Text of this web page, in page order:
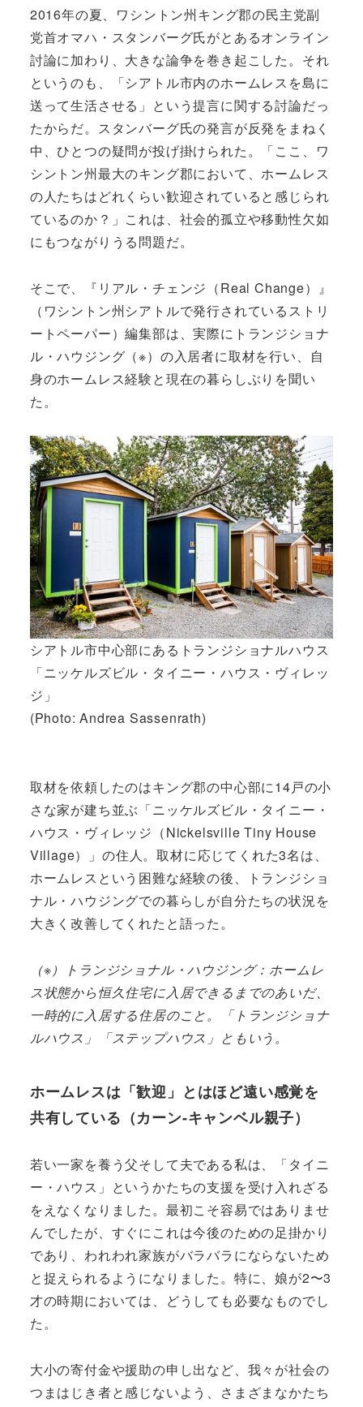
2016年の夏、ワシントン州キング郡の民主党副
党首オマハ・スタンバーグ氏がとあるオンライン
討論に加わり、大きな論争を巻き起こした。それ
というのも、「シアトル市内のホームレスを島に
送って生活させる」という提言に関する討論だっ
たからだ。スタンバーグ氏の発言が反発をまねく
中、ひとつの疑問が投げ掛けられた。「ここ、ワ
シントン州最大のキング郡において、ホームレス
の人たちはどれくらい歓迎されていると感じられ
ているのか？」これは、社会的孤立や移動性欠如
にもつながりうる問題だ。
そこで、『リアル・チェンジ（Real Change）』
（ワシントン州シアトルで発行されているストリ
ートペーパー）編集部は、実際にトランジショナ
ル・ハウジング（※）の入居者に取材を行い、自
身のホームレス経験と現在の暮らしぶりを聞い
た。
シアトル市中心部にあるトランジショナルハウス
「ニッケルズビル・タイニー・ハウス・ヴィレッ
ジ」
(Photo: Andrea Sassenrath)
取材を依頼したのはキング郡の中心部に14戸の小
さな家が建ち並ぶ「ニッケルズビル・タイニー・
ハウス・ヴィレッジ（Nickelsville Tiny House
Village）」の住人。取材に応じてくれた3名は、
ホームレスという困難な経験の後、トランジショ
ナル・ハウジングでの暮らしが自分たちの状況を
大きく改善してくれたと語った。
（※）トランジショナル・ハウジング：ホームレ
ス状態から恒久住宅に入居できるまでのあいだ、
一時的に入居する住居のこと。「トランジショナ
ルハウス」「ステップハウス」ともいう。
ホームレスは「歓迎」とはほど遠い感覚を
共有している（カーン-キャンベル親子）
若い一家を養う父そして夫である私は、「タイニ
ー・ハウス」というかたちの支援を受け入れざる
をえなくなりました。最初こそ容易ではありませ
んでしたが、すぐにこれは今後のための足掛かり
であり、われわれ家族がバラバラにならないため
と捉えられるようになりました。特に、娘が2〜3
才の時期においては、どうしても必要なものでし
た。
大小の寄付金や援助の申し出など、我々が社会の
つまはじき者と感じないよう、さまざまなかたち